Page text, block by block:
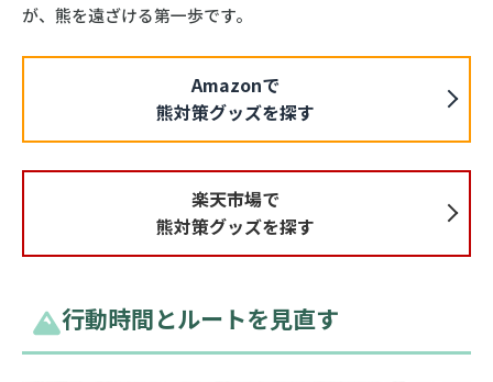
が、熊を遠ざける第一歩です。
Amazonで
熊対策グッズを探す
楽天市場で
熊対策グッズを探す
行動時間とルートを見直す